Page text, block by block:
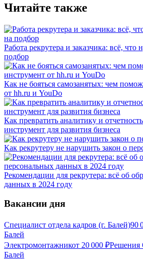
Читайте также
Работа рекрутера и заказчика: всё, что
подбор
Как не бояться самозанятых: чем
от hh.ru и YouDo
Как превратить аналитику и
инструмент для развития бизнеса
Как рекрутеру не нарушить закон о
Рекомендации для рекрутера: всё об
данных в 2024 году
Вакансии дня
Специалист отдела кадров (г. Балей)90
Балей
Электромонтажникот 20 000 ₽Решения
Балей